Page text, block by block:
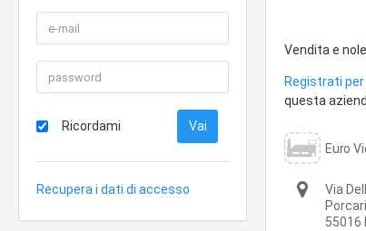
Ricordami
Recupera i dati di accesso
Vendita e
Registrati
questa
Euro
Via
Porcari
55016